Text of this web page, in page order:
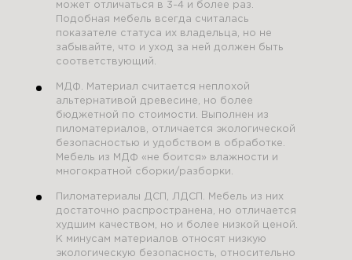
может отличаться в 3-4 и более раз.
Подобная мебель всегда считалась
показателе статуса их владельца, но не
забывайте, что и уход за ней должен быть
соответствующий.
МДФ. Материал считается неплохой
альтернативой древесине, но более
бюджетной по стоимости. Выполнен из
пиломатериалов, отличается экологической
безопасностью и удобством в обработке.
Мебель из МДФ «не боится» влажности и
многократной сборки/разборки.
Пиломатериалы ДСП, ЛДСП. Мебель из них
достаточно распространена, но отличается
худшим качеством, но и более низкой ценой.
К минусам материалов относят низкую
экологическую безопасность, относительно